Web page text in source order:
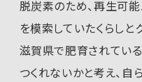
脱炭素のため、再生可
を模索していたくらしと
滋賀県で肥育されてい
つくれないかと考え、